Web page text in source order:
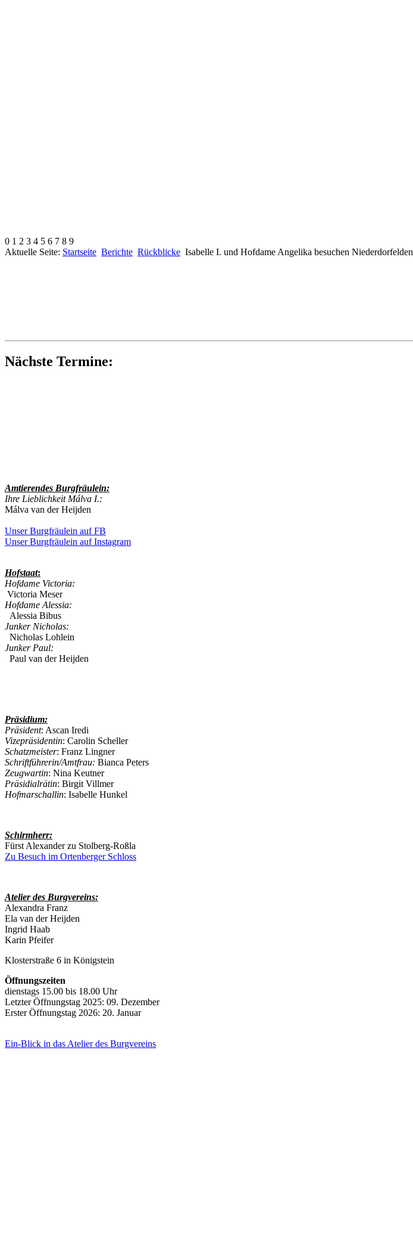
0 1 2 3 4 5 6 7 8 9
Aktuelle Seite: Startseite Berichte Rückblicke Isabelle I. und Hofdame Angelika besuchen Niederdorfelden
Nächste Termine:
Amtierendes Burgfräulein:
Ihre Lieblichkeit Málva I.:
Málva van der Heijden
Unser Burgfräulein auf FB
Unser Burgfräulein auf Instagram
Hofstaat:
Hofdame Victoria:
Victoria Meser
Hofdame Alessia:
Alessia Bibus
Junker Nicholas:
Nicholas Lohlein
Junker Paul:
Paul van der Heijden
Präsidium:
Präsident: Ascan Iredi
Vizepräsidentin: Carolin Scheller
Schatzmeister: Franz Lingner
Schriftführerin/Amtfrau: Bianca Peters
Zeugwartin: Nina Keutner
Präsidialrätin: Birgit Villmer
Hofmarschallin: Isabelle Hunkel
Schirmherr:
Fürst Alexander zu Stolberg-Roßla
Zu Besuch im Ortenberger Schloss
Atelier des Burgvereins:
Alexandra Franz
Ela van der Heijden
Ingrid Haab
Karin Pfeifer
Klosterstraße 6 in Königstein
Öffnungszeiten
dienstags 15.00 bis 18.00 Uhr
Letzter Öffnungstag 2025: 09. Dezember
Erster Öffnungstag 2026: 20. Januar
Ein-Blick in das Atelier des Burgvereins